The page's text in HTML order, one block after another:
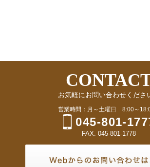
お気軽にお問い合わせくださ
営業時間：月～土曜日 8:00～
045-801-
FAX. 045-801-1778